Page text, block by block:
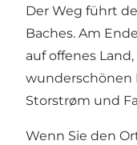
Der Weg führt
Baches. Am
auf offenes
wunderschönen
Storstrøm und
Wenn Sie den